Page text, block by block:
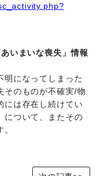
いまいな喪失」情報
明になってしまった
そのものが不確実/物
には存在し続けてい
について、またその